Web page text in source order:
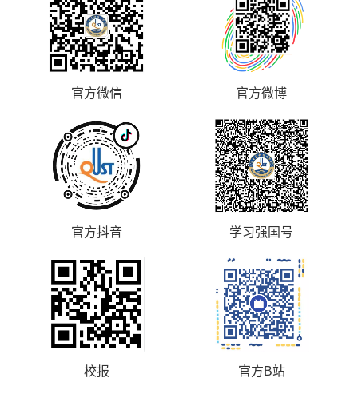
官方微信 官方微博
官方抖音 学习强国号
校报 官方B站